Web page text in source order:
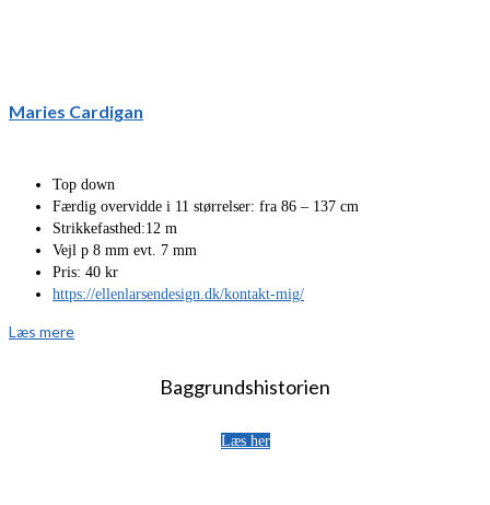
Maries Cardigan
Top down
Færdig overvidde i 11 størrelser: fra 86 – 137 cm
Strikkefasthed:12 m
Vejl p 8 mm evt. 7 mm
Pris: 40 kr
https://ellenlarsendesign.dk/kontakt-mig/
Læs mere
Baggrundshistorien
Læs her